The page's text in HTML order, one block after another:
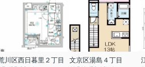
川区西日暮里２丁目
文京区湯島４丁目